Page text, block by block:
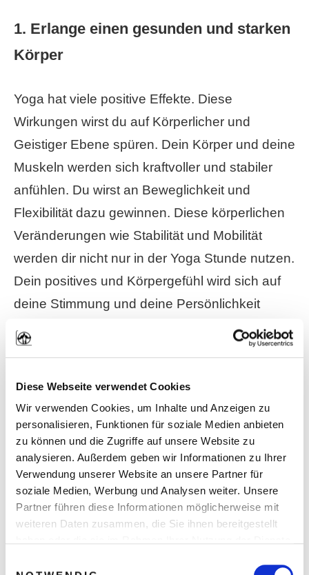
Diese Webseite verwendet Cookies
Wir verwenden Cookies, um Inhalte und Anzeigen zu
personalisieren, Funktionen für soziale Medien anbieten
zu können und die Zugriffe auf unsere Website zu
analysieren. Außerdem geben wir Informationen zu Ihrer
Verwendung unserer Website an unsere Partner für
soziale Medien, Werbung und Analysen weiter. Unsere
Partner führen diese Informationen möglicherweise mit
weiteren Daten zusammen, die Sie ihnen bereitgestellt
1. Erlange einen gesunden und starken
Körper
Yoga hat viele positive Effekte. Diese
Wirkungen wirst du auf Körperlicher und
Geistiger Ebene spüren. Dein Körper und deine
Muskeln werden sich kraftvoller und stabiler
anfühlen. Du wirst an Beweglichkeit und
Flexibilität dazu gewinnen. Diese körperlichen
Veränderungen wie Stabilität und Mobilität
werden dir nicht nur in der Yoga Stunde nutzen.
Dein positives und Körpergefühl wird sich auf
deine Stimmung und deine Persönlichkeit
strahle Männlichkeit aus
In dem du an dir selbst arbeitest und für dich
Yoga praktizierst werden sich die
Grundeigenschaften wie Ausdauerfähigkeit und
Willenskraft entwickeln und ausbauen.Ein
gestärktes Selbstbewusstseinwird sich